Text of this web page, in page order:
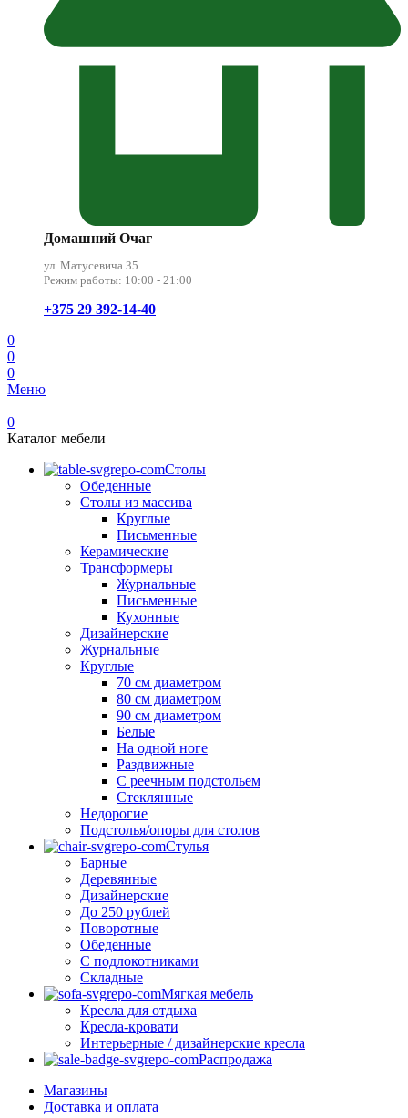
Домашний Очаг
ул. Матусевича 35
Режим работы: 10:00 - 21:00
+375 29 392-14-40
0
0
0
Меню
0
Каталог мебели
Столы
Обеденные
Столы из массива
Круглые
Письменные
Керамические
Трансформеры
Журнальные
Письменные
Кухонные
Дизайнерские
Журнальные
Круглые
70 см диаметром
80 см диаметром
90 см диаметром
Белые
На одной ноге
Раздвижные
С реечным подстольем
Стеклянные
Недорогие
Подстолья/опоры для столов
Стулья
Барные
Деревянные
Дизайнерские
До 250 рублей
Поворотные
Обеденные
С подлокотниками
Складные
Мягкая мебель
Кресла для отдыха
Кресла-кровати
Интерьерные / дизайнерские кресла
Распродажа
Магазины
Доставка и оплата